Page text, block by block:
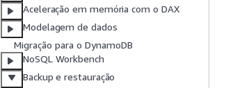
Aceleração em memória com o DAX
Modelagem de dados
Migração para o DynamoDB
NoSQL Workbench
Backup e restauração